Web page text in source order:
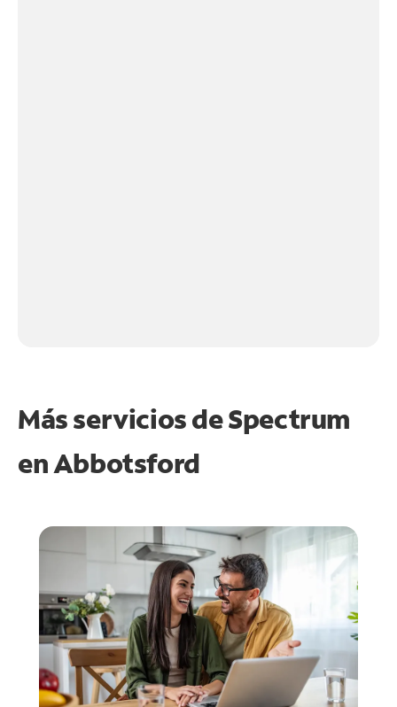
Más servicios de Spectrum
enAbbotsford